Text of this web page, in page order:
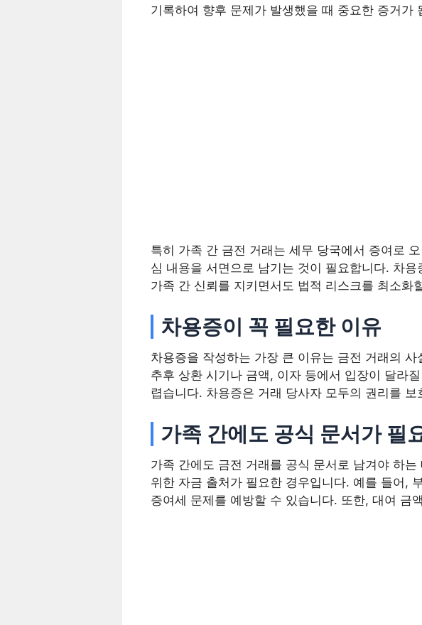
기록하여 향후 문제가 발생했을 때 중요한 증거가
특히 가족 간 금전 거래는 세무 당국에서 증여로
심 내용을 서면으로 남기는 것이 필요합니다. 차
가족 간 신뢰를 지키면서도 법적 리스크를 최소화
차용증이 꼭 필요한 이유
차용증을 작성하는 가장 큰 이유는 금전 거래의
추후 상환 시기나 금액, 이자 등에서 입장이 달라
렵습니다. 차용증은 거래 당사자 모두의 권리를
가족 간에도 공식 문서가 필
가족 간에도 금전 거래를 공식 문서로 남겨야 하
위한 자금 출처가 필요한 경우입니다. 예를 들어,
증여세 문제를 예방할 수 있습니다. 또한, 대여 금